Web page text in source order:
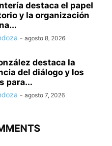
destaca el papel
y la organización
- agosto 8, 2026
destaca la
del diálogo y los
para...
- agosto 7, 2026